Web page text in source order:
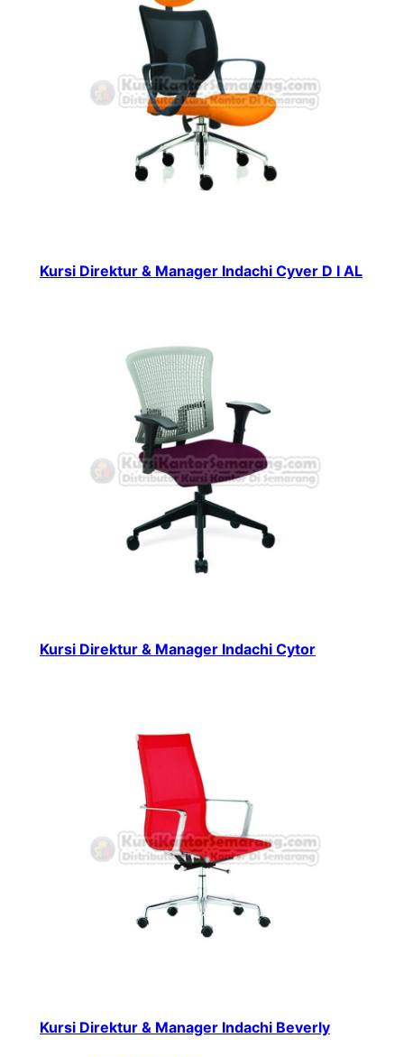
Kursi Direktur & Manager Indachi Cyver D I AL
Kursi Direktur & Manager Indachi Cytor
Kursi Direktur & Manager Indachi Beverly